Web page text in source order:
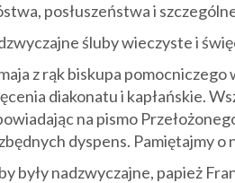
posłuszeństwa i
śluby wieczyste i
z rąk biskupa
diakonatu i kapłańskie.
na pismo
dyspens. Pamiętajmy o
były nadzwyczajne, papież